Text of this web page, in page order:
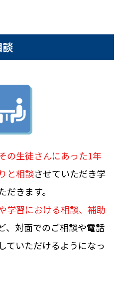
の生徒さんにあった1年
と相談させていただき学
きます。
学習における相談、補助
、対面でのご相談や電話
ていただけるようになっ